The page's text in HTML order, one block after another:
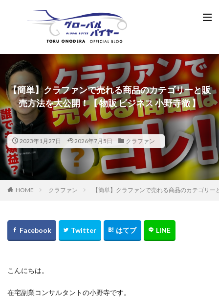
【簡単】クラファンで売れる商品のカテゴリーと販
売方法を大公開！【 物販 ビジネス 小野寺徹 】
2023年1月27日 2026年7月5日 クラファン
HOME クラファン 【簡単】クラファンで売れる商品のカテゴリ
こんにちは。
在宅副業コンサルタントの小野寺です。